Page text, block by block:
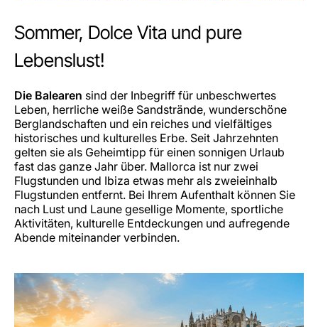
Sommer, Dolce Vita und pure
Lebenslust!
Die Balearen sind der Inbegriff für unbeschwertes
Leben, herrliche weiße Sandstrände, wunderschöne
Berglandschaften und ein reiches und vielfältiges
historisches und kulturelles Erbe. Seit Jahrzehnten
gelten sie als Geheimtipp für einen sonnigen Urlaub
fast das ganze Jahr über. Mallorca ist nur zwei
Flugstunden und Ibiza etwas mehr als zweieinhalb
Flugstunden entfernt. Bei Ihrem Aufenthalt können Sie
nach Lust und Laune gesellige Momente, sportliche
Aktivitäten, kulturelle Entdeckungen und aufregende
Abende miteinander verbinden.